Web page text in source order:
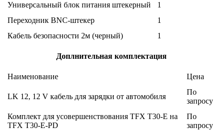
Универсальный блок питания штекерный
1
Переходник BNC-штекер
1
Кабель безопасности 2м (черный)
1
Доплнительная комплектация
Наименование Цена
LK 12, 12 V кабель для зарядки от автомобиля
По
запросу
Комплект для усовершенствования TFX T30-E на
TFX T30-E-PD
По
запросу